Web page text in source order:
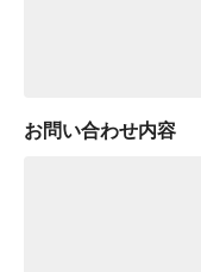
お問い合わせ内容